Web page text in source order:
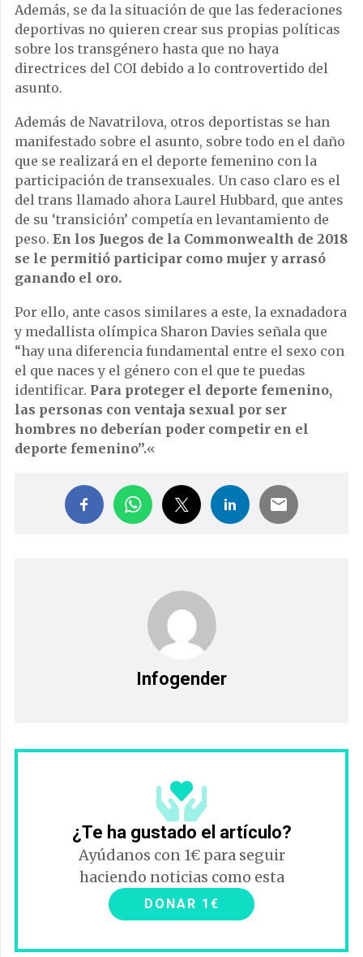
Además, se da la situación de que las federaciones
deportivas no quieren crear sus propias políticas
sobre los transgénero hasta que no haya
directrices del COI debido a lo controvertido del
asunto.
Además de Navatrilova, otros deportistas se han
manifestado sobre el asunto, sobre todo en el daño
que se realizará en el deporte femenino con la
participación de transexuales. Un caso claro es el
del trans llamado ahora Laurel Hubbard, que antes
de su ‘transición’ competía en levantamiento de
peso. En los Juegos de la Commonwealth de 2018
se le permitió participar como mujer y arrasó
ganando el oro.
Por ello, ante casos similares a este, la exnadadora
y medallista olímpica Sharon Davies señala que
“hay una diferencia fundamental entre el sexo con
el que naces y el género con el que te puedas
identificar. Para proteger el deporte femenino,
las personas con ventaja sexual por ser
hombres no deberían poder competir en el
deporte femenino”.«
Infogender
¿Te ha gustado el artículo?
Ayúdanos con 1€ para seguir
haciendo noticias como esta
DONAR 1€